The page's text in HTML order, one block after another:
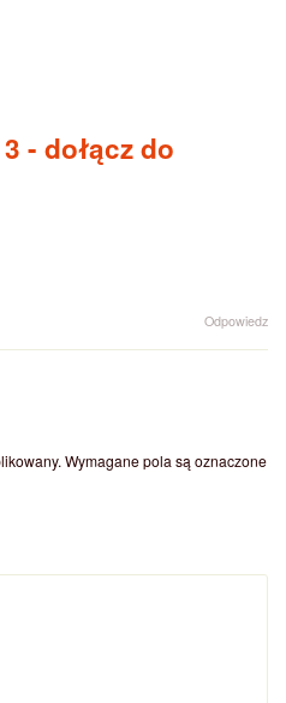
- dołącz do
Odpowiedz
Wymagane pola są oznaczone